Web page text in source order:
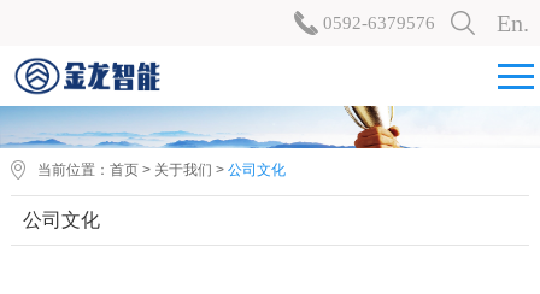
0592-6379576 En.
当前位置： 首页> 关于我们 > 公司文化
公司文化